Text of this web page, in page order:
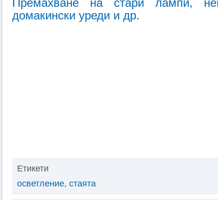
Премахване на стари лампи,
домакински уреди и др.
Етикети
осветление, стаята